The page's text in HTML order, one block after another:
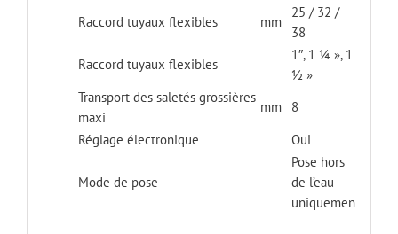
Raccord tuyaux flexibles
mm
25 / 32 /
38
Raccord tuyaux flexibles
1″, 1 ¼ », 1
½ »
Transport des saletés grossières
maxi
mm
8
Réglage électronique
Oui
Mode de pose
Pose hors
de l’eau
uniquemen